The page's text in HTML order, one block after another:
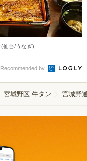
(仙台/うなぎ)
Recommended by
宮城野区 牛タン 宮城野